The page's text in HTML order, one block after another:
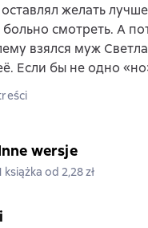
желать
смотреть. А
взялся муж
Если бы не одно
wersje
książka od 2,28 zł